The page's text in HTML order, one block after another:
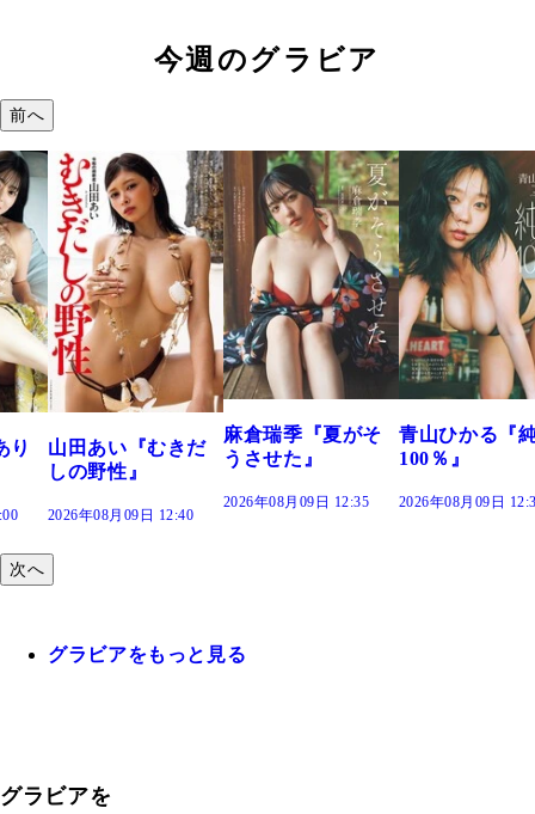
今週のグラビア
前へ
だ
麻倉瑞季『夏がそ
うさせた』
青山ひかる『純度
100％』
2026年08月09日 12:30
溝端 葵『もう
つの、あおい
で。』
2026年08月09日
次へ
グラビアをもっと見る
グラビアを